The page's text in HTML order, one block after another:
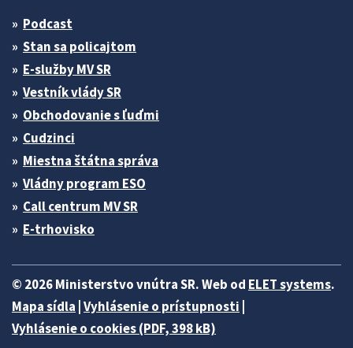
Podcast
Stan sa policajtom
E-služby MV SR
Vestník vlády SR
Obchodovanie s ľuďmi
Cudzinci
Miestna štátna správa
Vládny program ESO
Call centrum MV SR
E-trhovisko
© 2026 Ministerstvo vnútra SR. Web od ELET systems.
Mapa sídla Vyhlásenie o prístupnosti
Vyhlásenie o cookies (PDF, 398 kB)